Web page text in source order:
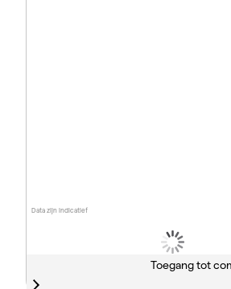
Data zijn indicatief
Toegang tot